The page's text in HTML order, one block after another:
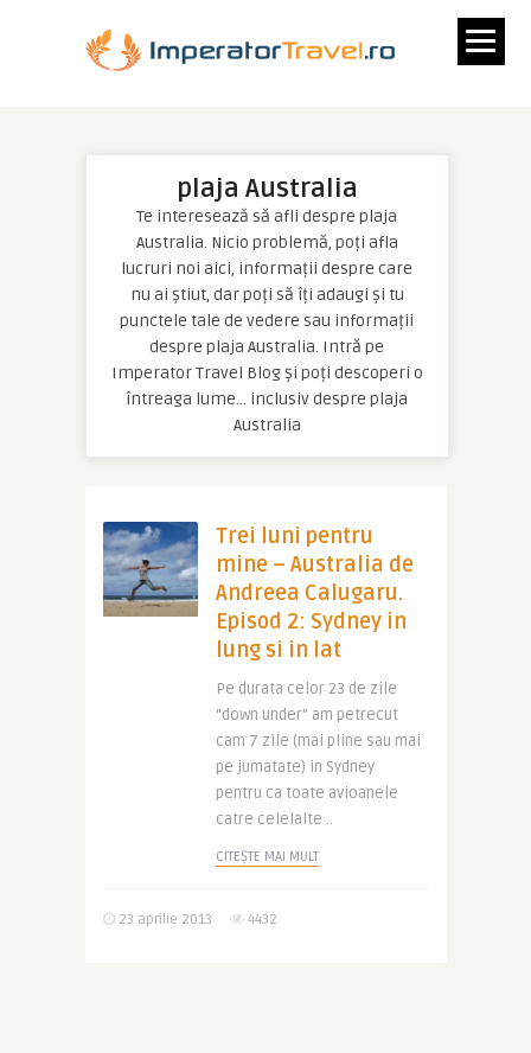
plaja Australia
Te interesează să afli despre plaja
Australia. Nicio problemă, poți afla
lucruri noi aici, informații despre care
nu ai știut, dar poți să îți adaugi și tu
punctele tale de vedere sau informații
despre plaja Australia. Intră pe
Imperator Travel Blog și poți descoperi o
întreaga lume… inclusiv despre plaja
Australia
Trei luni pentru
mine – Australia de
Andreea Calugaru.
Episod 2: Sydney in
lung si in lat
Pe durata celor 23 de zile
“down under” am petrecut
cam 7 zile (mai pline sau mai
pe jumatate) in Sydney
pentru ca toate avioanele
catre celelalte ..
CITEȘTE MAI MULT
23 aprilie 2013 4432